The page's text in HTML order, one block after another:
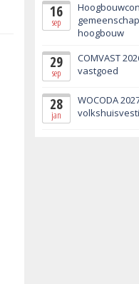
16
sep
hoogbouw
29
sep
COMVAST
vastgoed
28
jan
WOCODA